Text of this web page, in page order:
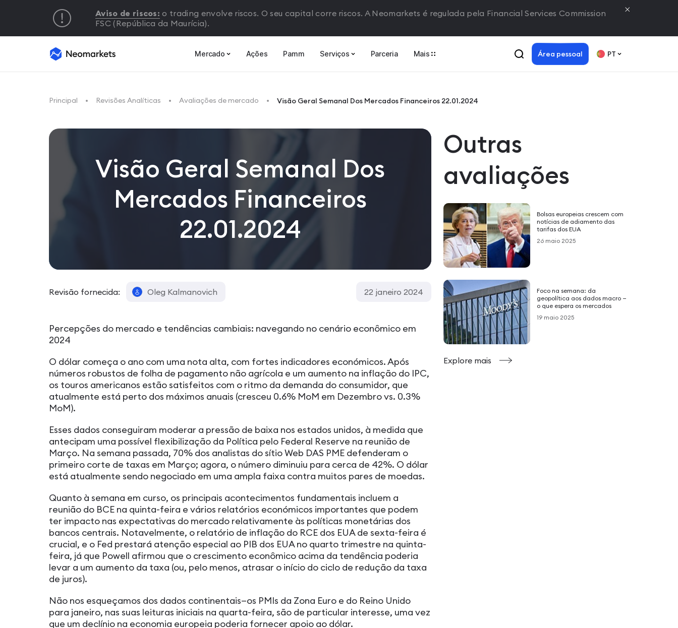
Aviso de riscos: o trading envolve riscos. O seu capital corre riscos. A Neomarkets é regulada pela Financial Services Commission
FSC (República da Maurícia).
Mercado Ações Pamm Serviços Parceria Mais Área pessoal PT
Principal Revisões Analíticas Avaliações de mercado Visão Geral Semanal Dos Mercados Financeiros 22.01.2024
Visão Geral Semanal Dos
Mercados Financeiros
22.01.2024
Revisão fornecida: Oleg Kalmanovich 22 janeiro 2024
Percepções do mercado e tendências cambiais: navegando no cenário econômico em
2024
O dólar começa o ano com uma nota alta, com fortes indicadores económicos. Após
números robustos de folha de pagamento não agrícola e um aumento na inflação do IPC,
os touros americanos estão satisfeitos com o ritmo da demanda do consumidor, que
atualmente está perto dos máximos anuais (cresceu 0.6% MoM em Dezembro vs. 0.3%
MoM).
Esses dados conseguiram moderar a pressão de baixa nos estados unidos, à medida que
antecipam uma possível flexibilização da Política pelo Federal Reserve na reunião de
Março. Na semana passada, 70% dos analistas do sítio Web DAS PME defenderam o
primeiro corte de taxas em Março; agora, o número diminuiu para cerca de 42%. O dólar
está atualmente sendo negociado em uma ampla faixa contra muitos pares de moedas.
Quanto à semana em curso, os principais acontecimentos fundamentais incluem a
reunião do BCE na quinta-feira e vários relatórios económicos importantes que podem
ter impacto nas expectativas do mercado relativamente às políticas monetárias dos
bancos centrais. Notavelmente, o relatório de inflação do RCE dos EUA de sexta-feira é
crucial, e o Fed prestará atenção especial ao PIB dos EUA no quarto trimestre na quinta-
feira, já que Powell afirmou que o crescimento econômico acima da tendência poderia
levar a um aumento da taxa (ou, pelo menos, atrasar o início do ciclo de redução da taxa
de juros).
Não nos esqueçamos dos dados continentais—os PMIs da Zona Euro e do Reino Unido
para janeiro, nas suas leituras iniciais na quarta-feira, são de particular interesse, uma vez
que um declínio na economia europeia poderia fornecer apoio ao dólar.
Outras
avaliações
Bolsas europeias crescem com
notícias de adiamento das
tarifas dos EUA
26 maio 2025
Foco na semana: da
geopolítica aos dados macro —
o que espera os mercados
19 maio 2025
Explore mais